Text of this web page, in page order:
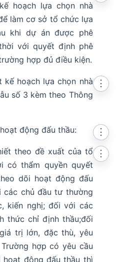
hoạch lựa chọn nhà
làm cơ sở tổ chức lựa
khi dự án được phê
với quyết định phê
hợp đủ điều kiện.
kế hoạch lựa chọn nhà
số 3 kèm theo Thông
⋮
động đấu thầu:
⋮
theo đề xuất của tổ
có thẩm quyền quyết
dõi hoạt động đấu
chủ đầu tư thường
kiến nghị; đối với các
thức chỉ định thầu;đối
trị lớn, đặc thù, yêu
hợp có yêu cầu
động đấu thầu thì
⋮